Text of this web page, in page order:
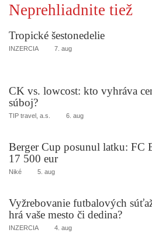
Neprehliadnite tiež
Tropické šestonedelie
INZERCIA 7. aug
CK vs. lowcost: kto vyhráva
súboj?
TIP travel, a.s. 6. aug
Berger Cup posunul latku: FC
17 500 eur
Niké 5. aug
Vyžrebovanie futbalových
hrá vaše mesto či dedina?
INZERCIA 4. aug